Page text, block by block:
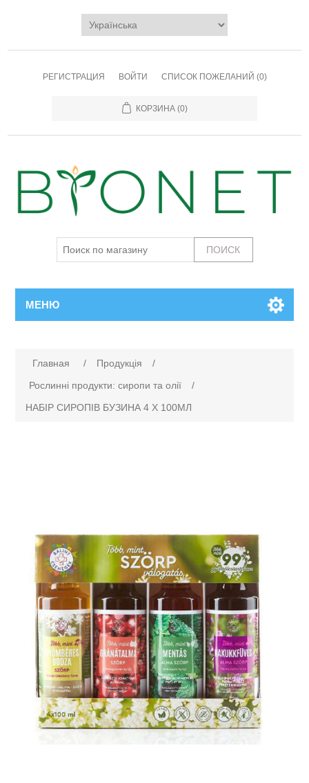
РЕГИСТРАЦИЯ ВОЙТИ СПИСОК ПОЖЕЛАНИЙ (0)
КОРЗИНА (0)
МЕНЮ
Главная / Продукція
/
Рослинні продукти: сиропи та олії
/
НАБІР СИРОПІВ БУЗИНА 4 Х 100МЛ